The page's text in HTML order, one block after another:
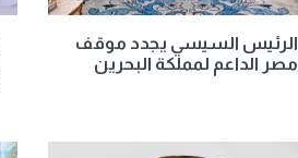
الرئيس السيسي يجدد موقف
مصر الداعم لمملكة البحرين